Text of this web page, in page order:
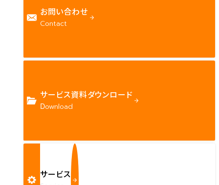
お問い合わせ
Contact
サービス資料ダウンロード
Download
サービス